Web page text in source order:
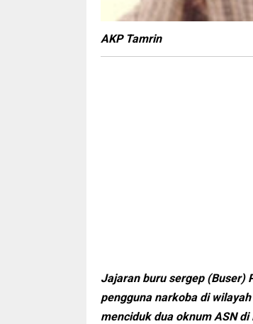
AKP Tamrin
Jajaran buru sergep (Buser)
pengguna narkoba di
menciduk dua oknum ASN